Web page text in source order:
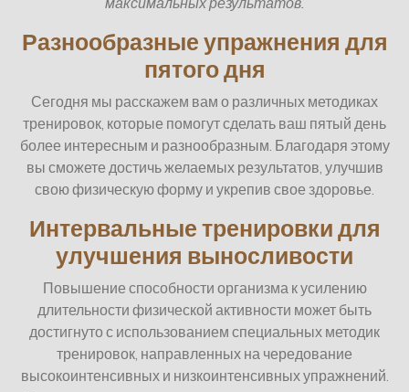
Разнообразные упражнения для
пятого дня
Сегодня мы расскажем вам о различных методиках
тренировок, которые помогут сделать ваш пятый день
более интересным и разнообразным. Благодаря этому
вы сможете достичь желаемых результатов, улучшив
свою физическую форму и укрепив свое здоровье.
Интервальные тренировки для
улучшения выносливости
Повышение способности организма к усилению
длительности физической активности может быть
достигнуто с использованием специальных методик
тренировок, направленных на чередование
высокоинтенсивных и низкоинтенсивных упражнений.